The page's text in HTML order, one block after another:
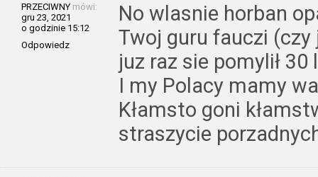
PRZECIWNY mówi:
gru 23, 2021
o godzinie 15:12
Odpowiedz
No wlasnie horban
Twoj guru fauczi
juz raz sie pomylił
I my Polacy mamy
Kłamsto goni
straszycie